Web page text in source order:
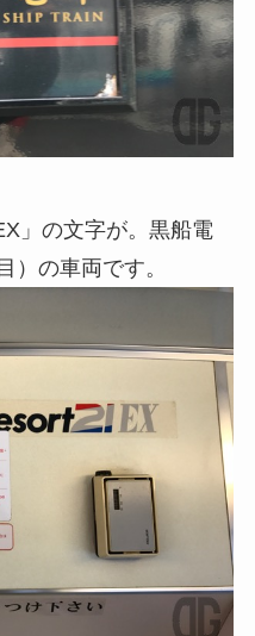
」の文字が。黒船電
）の車両です。